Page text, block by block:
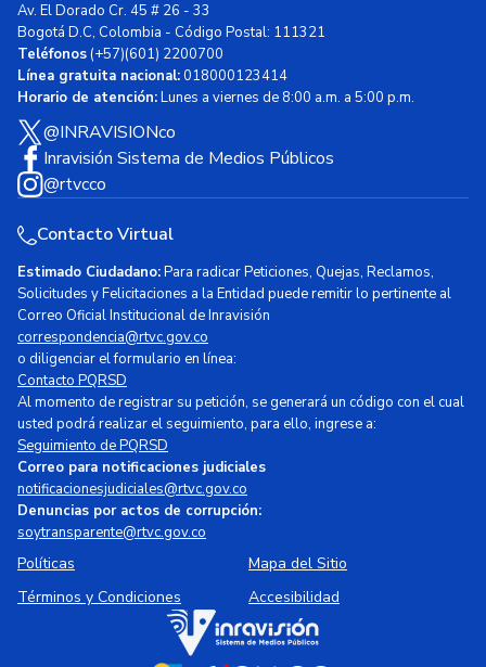
Av. El Dorado Cr. 45 # 26 - 33
Bogotá D.C, Colombia - Código Postal: 111321
Teléfonos(+57)(601) 2200700
Línea gratuita nacional:018000123414
Horario de atención:Lunes a viernes de 8:00 a.m. a 5:00 p.m.
@INRAVISIONco
Inravisión Sistema de Medios Públicos
@rtvcco
Contacto Virtual
Estimado Ciudadano:Para radicar Peticiones, Quejas, Reclamos,
Solicitudes y Felicitaciones a la Entidad puede remitir lo pertinente al
Correo Oficial Institucional de Inravisión
correspondencia@rtvc.gov.co
o diligenciar el formulario en línea:
Contacto PQRSD
Al momento de registrar su petición, se generará un código con el cual
usted podrá realizar el seguimiento, para ello, ingrese a:
Seguimiento de PQRSD
Correo para notificaciones judiciales
notificacionesjudiciales@rtvc.gov.co
Denuncias por actos de corrupción:
soytransparente@rtvc.gov.co
Políticas
Mapa del Sitio
Términos y Condiciones
Accesibilidad